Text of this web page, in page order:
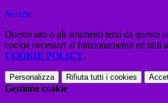
Notizie
Questo sito o gli strumenti terzi da questo
cookie necessari al funzionamento ed utili
COOKIE POLICY.
Personalizza Rifiuta tutti i cookies
Gestione cookie